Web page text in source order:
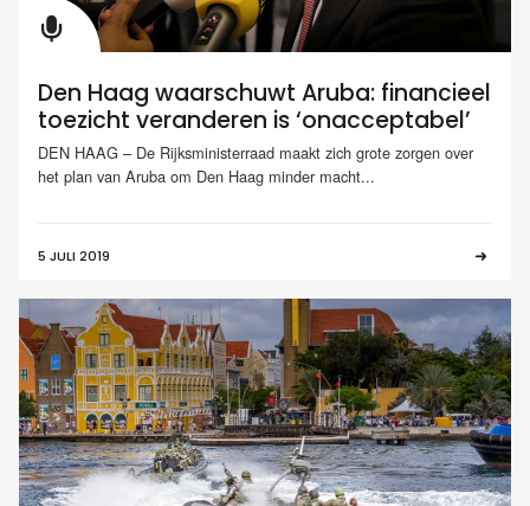
Den Haag waarschuwt Aruba: financieel
toezicht veranderen is ‘onacceptabel’
DEN HAAG – De Rijksministerraad maakt zich grote zorgen over
het plan van Aruba om Den Haag minder macht...
5 JULI 2019